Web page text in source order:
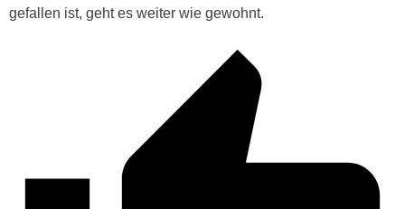
gefallen ist, geht es weiter wie gewohnt.